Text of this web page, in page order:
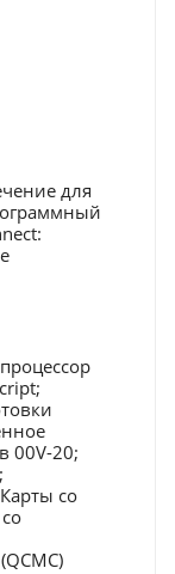
для
00V-20;
со